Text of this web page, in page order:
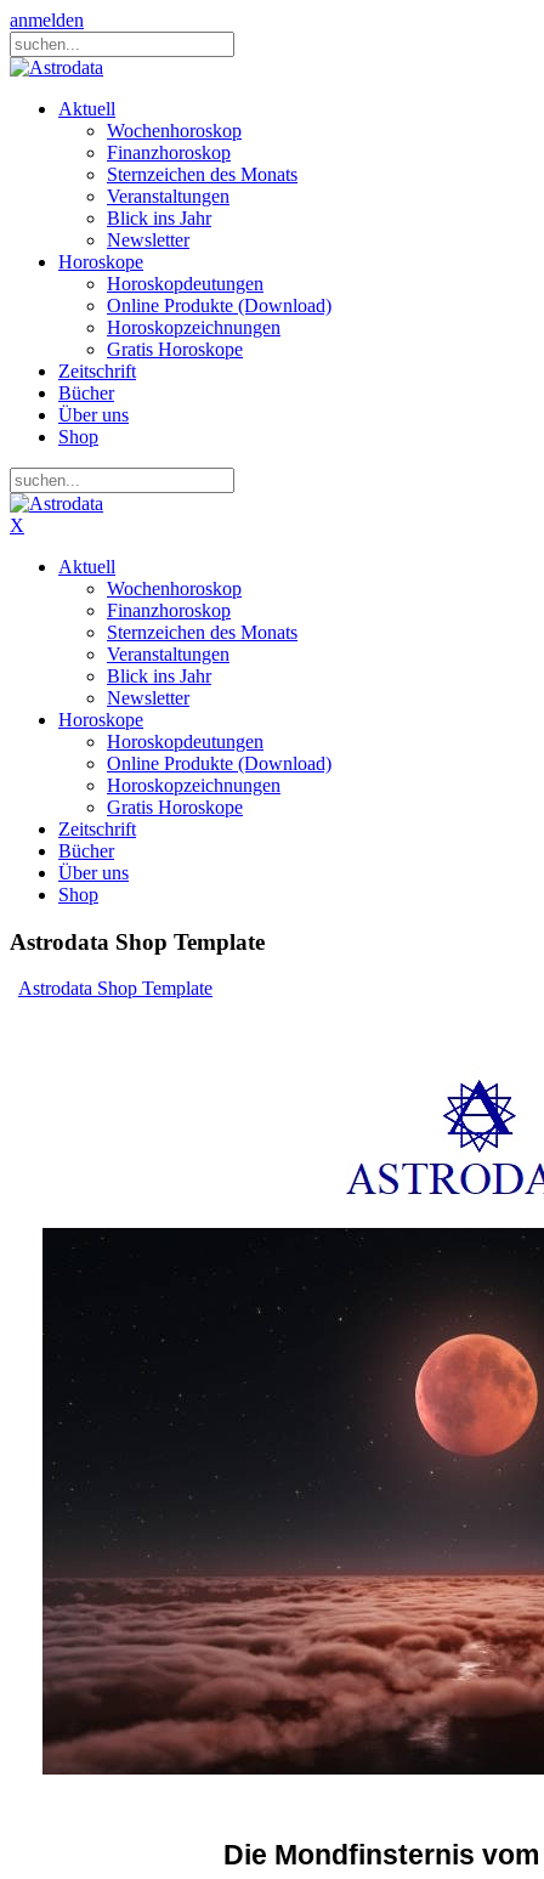
anmelden
Aktuell
Wochenhoroskop
Finanzhoroskop
Sternzeichen des Monats
Veranstaltungen
Blick ins Jahr
Newsletter
Horoskope
Horoskopdeutungen
Online Produkte (Download)
Horoskopzeichnungen
Gratis Horoskope
Zeitschrift
Bücher
Über uns
Shop
X
Aktuell
Wochenhoroskop
Finanzhoroskop
Sternzeichen des Monats
Veranstaltungen
Blick ins Jahr
Newsletter
Horoskope
Horoskopdeutungen
Online Produkte (Download)
Horoskopzeichnungen
Gratis Horoskope
Zeitschrift
Bücher
Über uns
Shop
Astrodata Shop Template
Astrodata Shop Template
Die Mondfinsternis vom